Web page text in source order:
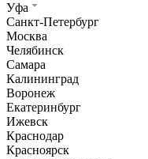
Уфа
Санкт-Петербург
Москва
Челябинск
Самара
Калининград
Воронеж
Екатеринбург
Ижевск
Краснодар
Красноярск